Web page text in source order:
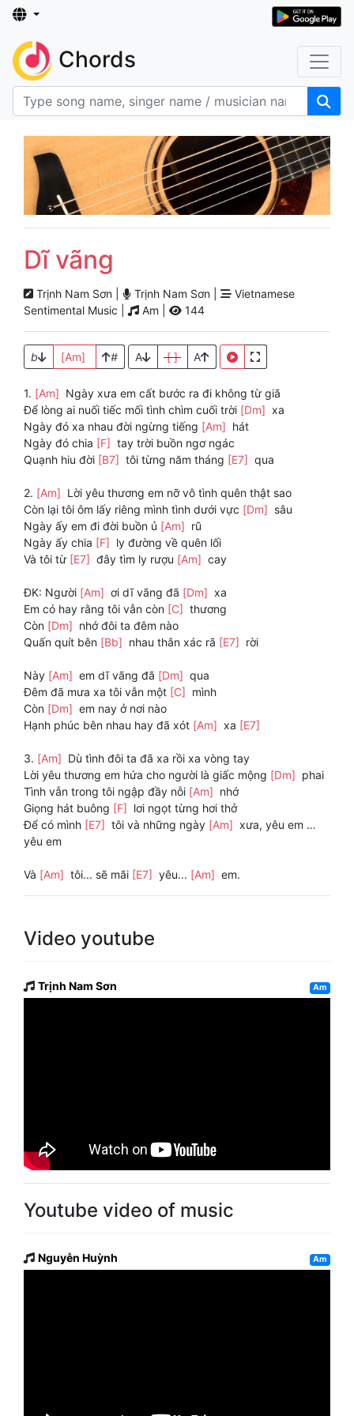
Chords
Dĩ vãng
Trịnh Nam Sơn | Trịnh Nam Sơn |
Vietnamese
Sentimental Music |
Am | 144
b [Am] # A [ ] A
1. [Am] Ngày xưa em cất bước ra đi không từ giã
Để lòng ai nuối tiếc mối tình chìm cuối trời [Dm] xa
Ngày đó xa nhau đời ngừng tiếng [Am] hát
Ngày đó chia [F] tay trời buồn ngơ ngác
Quạnh hiu đời [B7] tôi từng năm tháng [E7] qua
2. [Am] Lời yêu thương em nỡ vô tình quên thật sao
Còn lại tôi ôm lấy riêng mình tình dưới vực [Dm] sâu
Ngày ấy em đi đời buồn ủ [Am] rũ
Ngày ấy chia [F] ly đường về quên lối
Và tôi từ [E7] đây tìm ly rượu [Am] cay
ĐK: Người [Am] ơi dĩ vãng đã [Dm] xa
Em có hay rằng tôi vẫn còn [C] thương
Còn [Dm] nhớ đôi ta đêm nào
Quấn quít bên [Bb] nhau thân xác rã [E7] rời
Này [Am] em dĩ vãng đã [Dm] qua
Đêm đã mưa xa tôi vẫn một [C] mình
Còn [Dm] em nay ở nơi nào
Hạnh phúc bên nhau hay đã xót [Am] xa [E7]
3. [Am] Dù tình đôi ta đã xa rồi xa vòng tay
Lời yêu thương em hứa cho người là giấc mộng [Dm] phai
Tình vẫn trong tôi ngập đầy nỗi [Am] nhớ
Giọng hát buông [F] lơi ngọt từng hơi thở
Để có mình [E7] tôi và những ngày [Am] xưa, yêu em …
yêu em
Và [Am] tôi... sẽ mãi [E7] yêu... [Am] em.
Video youtube
Trịnh Nam Sơn Am
Youtube video of music
Nguyễn Huỳnh Am